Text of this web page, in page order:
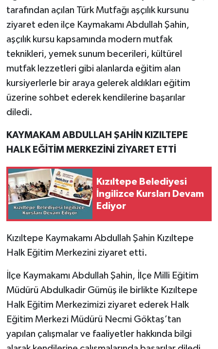
tarafından açılan Türk Mutfağı aşçılık kursunu
ziyaret eden ilçe Kaymakamı Abdullah Şahin,
aşçılık kursu kapsamında modern mutfak
teknikleri, yemek sunum becerileri, kültürel
mutfak lezzetleri gibi alanlarda eğitim alan
kursiyerlerle bir araya gelerek aldıkları eğitim
üzerine sohbet ederek kendilerine başarılar
diledi.
KAYMAKAM ABDULLAH ŞAHİN KIZILTEPE
HALK EĞİTİM MERKEZİNİ ZİYARET ETTİ
Kızıltepe Belediyesi
İngilizce Kursları Devam
Ediyor
Kızıltepe Kaymakamı Abdullah Şahin Kızıltepe
Halk Eğitim Merkezini ziyaret etti.
İlçe Kaymakamı Abdullah Şahin, İlçe Milli Eğitim
Müdürü Abdulkadir Gümüş ile birlikte Kızıltepe
Halk Eğitim Merkezimizi ziyaret ederek Halk
Eğitim Merkezi Müdürü Necmi Göktaş’tan
yapılan çalışmalar ve faaliyetler hakkında bilgi